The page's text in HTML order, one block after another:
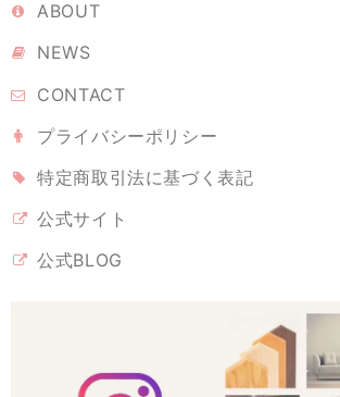
ABOUT
NEWS
CONTACT
プライバシーポリシー
特定商取引法に基づく表記
公式サイト
公式BLOG